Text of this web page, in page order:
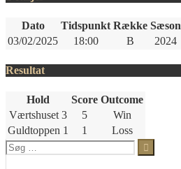
Dato Tidspunkt Række Sæson
03/02/2025
18:00 B 2024
Resultat
Hold Score Outcome
Værtshuset 3
5
Win
Guldtoppen 1
1
Loss
Søg
efter: